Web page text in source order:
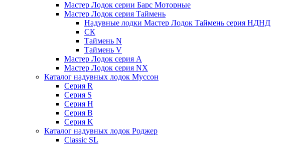
Мастер Лодок серии Барс Моторные
Мастер Лодок серия Таймень
Надувные лодки Мастер Лодок Таймень серия НДНД
СК
Таймень N
Таймень V
Мастер Лодок серия А
Мастер Лодок серия NX
Каталог надувных лодок Муссон
Серия R
Серия S
Серия H
Серия B
Серия K
Каталог надувных лодок Роджер
Classic SL